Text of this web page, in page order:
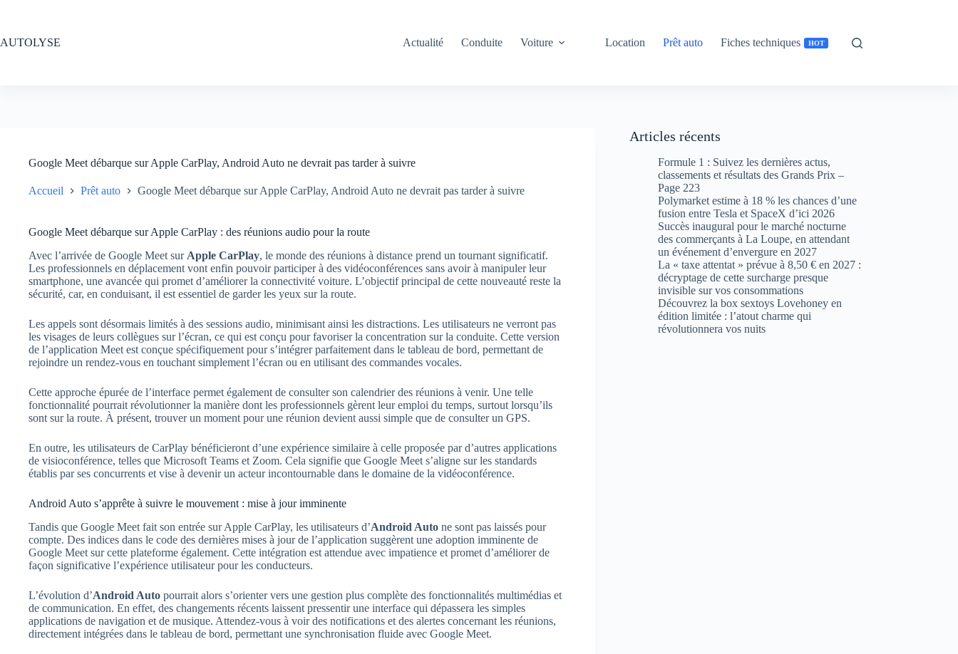
AUTOLYSE
Actualité Conduite Voiture Location Prêt auto Fiches techniques HOT
Google Meet débarque sur Apple CarPlay, Android Auto ne devrait pas tarder à suivre
Accueil Prêt auto Google Meet débarque sur Apple CarPlay, Android Auto ne devrait pas tarder à suivre
Google Meet débarque sur Apple CarPlay : des réunions audio pour la route
Avec l’arrivée de Google Meet sur Apple CarPlay, le monde des réunions à distance prend un tournant significatif.
Les professionnels en déplacement vont enfin pouvoir participer à des vidéoconférences sans avoir à manipuler leur
smartphone, une avancée qui promet d’améliorer la connectivité voiture. L’objectif principal de cette nouveauté reste la
sécurité, car, en conduisant, il est essentiel de garder les yeux sur la route.
Les appels sont désormais limités à des sessions audio, minimisant ainsi les distractions. Les utilisateurs ne verront pas
les visages de leurs collègues sur l’écran, ce qui est conçu pour favoriser la concentration sur la conduite. Cette version
de l’application Meet est conçue spécifiquement pour s’intégrer parfaitement dans le tableau de bord, permettant de
rejoindre un rendez-vous en touchant simplement l’écran ou en utilisant des commandes vocales.
Cette approche épurée de l’interface permet également de consulter son calendrier des réunions à venir. Une telle
fonctionnalité pourrait révolutionner la manière dont les professionnels gèrent leur emploi du temps, surtout lorsqu’ils
sont sur la route. À présent, trouver un moment pour une réunion devient aussi simple que de consulter un GPS.
En outre, les utilisateurs de CarPlay bénéficieront d’une expérience similaire à celle proposée par d’autres applications
de visioconférence, telles que Microsoft Teams et Zoom. Cela signifie que Google Meet s’aligne sur les standards
établis par ses concurrents et vise à devenir un acteur incontournable dans le domaine de la vidéoconférence.
Android Auto s’apprête à suivre le mouvement : mise à jour imminente
Tandis que Google Meet fait son entrée sur Apple CarPlay, les utilisateurs d’Android Auto ne sont pas laissés pour
compte. Des indices dans le code des dernières mises à jour de l’application suggèrent une adoption imminente de
Google Meet sur cette plateforme également. Cette intégration est attendue avec impatience et promet d’améliorer de
façon significative l’expérience utilisateur pour les conducteurs.
L’évolution d’Android Auto pourrait alors s’orienter vers une gestion plus complète des fonctionnalités multimédias et
de communication. En effet, des changements récents laissent pressentir une interface qui dépassera les simples
applications de navigation et de musique. Attendez-vous à voir des notifications et des alertes concernant les réunions,
directement intégrées dans le tableau de bord, permettant une synchronisation fluide avec Google Meet.
Articles récents
Formule 1 : Suivez les dernières actus,
classements et résultats des Grands Prix –
Page 223
Polymarket estime à 18 % les chances d’une
fusion entre Tesla et SpaceX d’ici 2026
Succès inaugural pour le marché nocturne
des commerçants à La Loupe, en attendant
un événement d’envergure en 2027
La « taxe attentat » prévue à 8,50 € en 2027 :
décryptage de cette surcharge presque
invisible sur vos consommations
Découvrez la box sextoys Lovehoney en
édition limitée : l’atout charme qui
révolutionnera vos nuits